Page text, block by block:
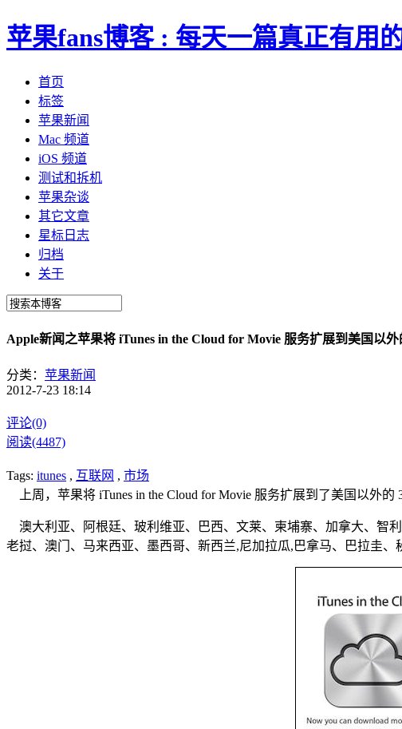
苹果fans博客 : 每天一篇真正有用
首页
标签
苹果新闻
Mac 频道
iOS 频道
测试和拆机
苹果杂谈
其它文章
星标日志
归档
关于
Apple新闻之苹果将 iTunes in the Cloud for Movie 服务扩展到美国以外
分类： 苹果新闻
2012-7-23 18:14
评论(0)
阅读(4487)
Tags: itunes , 互联网 , 市场
上周，苹果将 iTunes in the Cloud for Movie 服务扩展到了美国以外的
澳大利亚、阿根廷、玻利维亚、巴西、文莱、柬埔寨、加拿大、智
老挝、澳门、马来西亚、墨西哥、新西兰,尼加拉瓜,巴拿马、巴拉圭